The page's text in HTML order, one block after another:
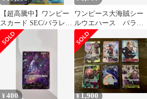
【超高騰中】ワンピー
スカード SEC/パラレル
9枚セット
ワンピース大海賊シー
ルウエハース パラレ
ル その他
¥400 ¥1,900